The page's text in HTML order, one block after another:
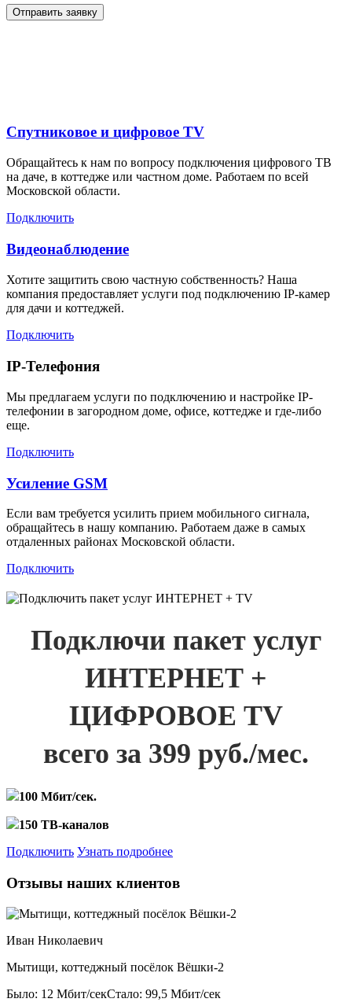
Отправить заявку
Спутниковое и цифровое TV
Обращайтесь к нам по вопросу подключения цифрового ТВ
на даче, в коттедже или частном доме. Работаем по всей
Московской области.
Подключить
Видеонаблюдение
Хотите защитить свою частную собственность? Наша
компания предоставляет услуги под подключению IP-камер
для дачи и коттеджей.
Подключить
IP-Телефония
Мы предлагаем услуги по подключению и настройке IP-
телефонии в загородном доме, офисе, коттедже и где-либо
еще.
Подключить
Усиление GSM
Если вам требуется усилить прием мобильного сигнала,
обращайтесь в нашу компанию. Работаем даже в самых
отдаленных районах Московской области.
Подключить
Подключи пакет услуг
ИНТЕРНЕТ +
ЦИФРОВОЕ TV
всего за 399 руб./мес.
100 Мбит/сек.
150 ТВ-каналов
Подключить Узнать подробнее
Отзывы наших клиентов
Иван Николаевич
Мытищи, коттеджный посёлок Вёшки-2
Было: 12 Мбит/секСтало: 99,5 Мбит/сек